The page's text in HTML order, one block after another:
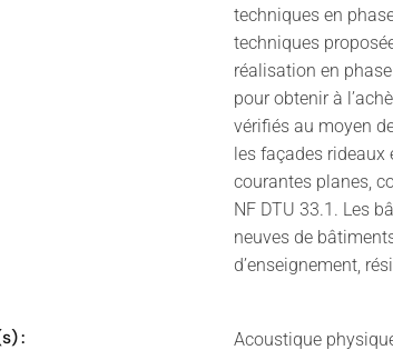
techniques en
techniques
réalisation en
pour obtenir à
vérifiés au moyen
les façades
courantes planes,
NF DTU 33.1. Les
neuves de
d’enseignement,
:
Acoustique